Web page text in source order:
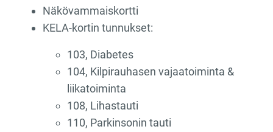
Näkövammaiskortti
KELA-kortin tunnukset:
103, Diabetes
104, Kilpirauhasen vajaatoiminta &
liikatoiminta
108, Lihastauti
110, Parkinsonin tauti